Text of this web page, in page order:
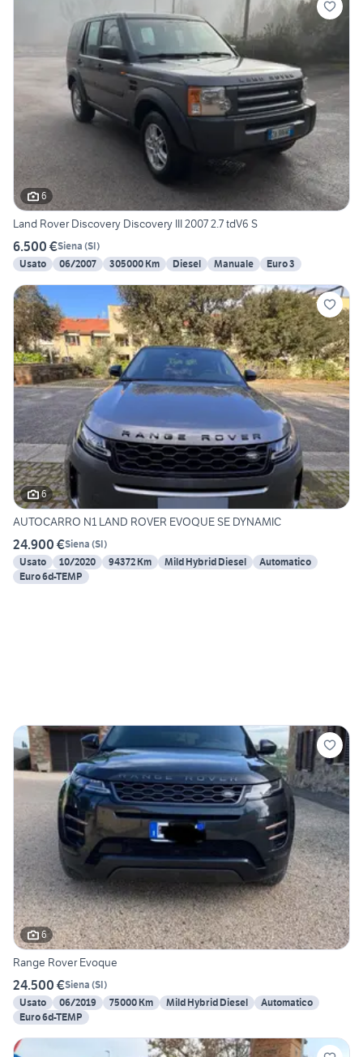
6
Land Rover Discovery Discovery III 2007 2.7 tdV6 S
6.500 €Siena (SI)
Usato
06/2007 305000 Km Diesel Manuale Euro 3
6
AUTOCARRO N1 LAND ROVER EVOQUE SE DYNAMIC
24.900 €Siena (SI)
Usato
10/2020 94372 Km Mild Hybrid Diesel
Automatico
Euro 6d-TEMP
6
Range Rover Evoque
24.500 €Siena (SI)
Usato
06/2019 75000 Km Mild Hybrid Diesel
Automatico
Euro 6d-TEMP